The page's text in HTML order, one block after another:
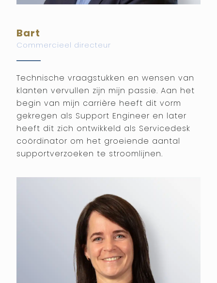
Bart
Commercieel directeur
Technische vraagstukken en wensen van
klanten vervullen zijn mijn passie. Aan het
begin van mijn carrière heeft dit vorm
gekregen als Support Engineer en later
heeft dit zich ontwikkeld als Servicedesk
coördinator om het groeiende aantal
supportverzoeken te stroomlijnen.